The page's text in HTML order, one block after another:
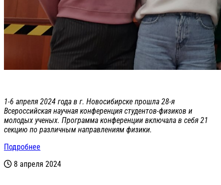
1-6 апреля 2024 года в г. Новосибирске прошла 28-я
Всероссийская научная конференция студентов-физиков и
молодых ученых. Программа конференции включала в себя 21
секцию по различным направлениям физики.
Подробнее
8 апреля 2024